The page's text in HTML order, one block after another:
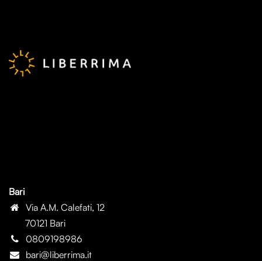
Bari
Via A.M. Calefati, 12
70121 Bari
0809198986
bari@liberrima.it